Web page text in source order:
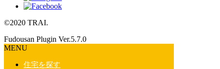
©2020 TRAI.
Fudousan Plugin Ver.5.7.0
MENU
住宅を探す